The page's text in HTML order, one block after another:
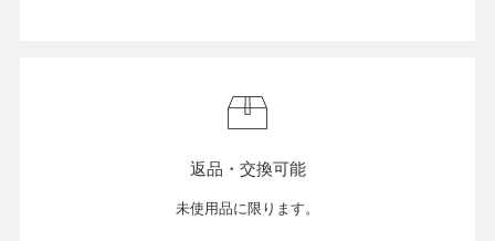
返品・交換可能
未使用品に限ります。